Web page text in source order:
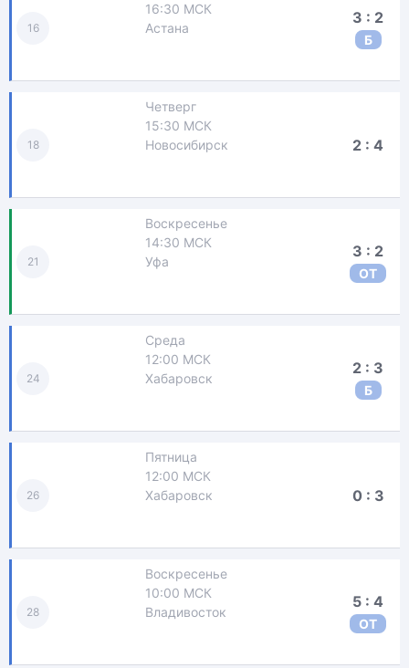
16
16:30 МСК
Астана
3 : 2
Б
18
Четверг
15:30 МСК
Новосибирск
2 : 4
21
Воскресенье
14:30 МСК
Уфа
3 : 2
ОТ
24
Среда
12:00 МСК
Хабаровск
2 : 3
Б
26
Пятница
12:00 МСК
Хабаровск
0 : 3
28
Воскресенье
10:00 МСК
Владивосток
5 : 4
ОТ